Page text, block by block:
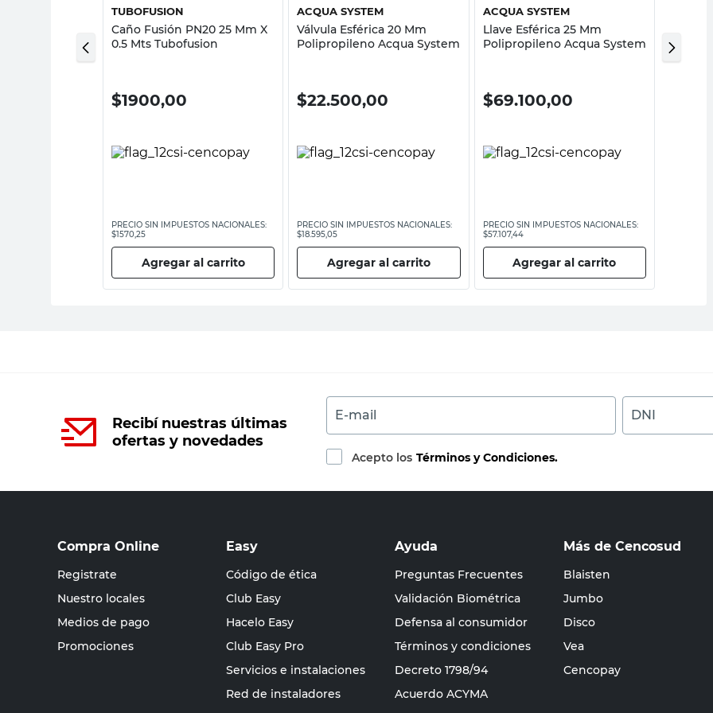
TUBOFUSION
Caño Fusión PN20 25 Mm X
0.5 Mts Tubofusion
$1900,00
PRECIO SIN IMPUESTOS NACIONALES:
$1570,25
Agregar al carrito
ACQUA SYSTEM
Válvula Esférica 20 Mm
Polipropileno Acqua System
$22.500,00
PRECIO SIN IMPUESTOS NACIONALES:
$18.595,05
Agregar al carrito
ACQUA SYSTEM
Llave Esférica 25 Mm
Polipropileno Acqua System
$69.100,00
PRECIO SIN IMPUESTOS NACIONALES:
$57.107,44
Agregar al carrito
Acqua
Recibí nuestras últimas
ofertas y novedades
E-mail DNI
Acepto los Términos y Condiciones.
Compra Online
Registrate
Nuestro locales
Medios de pago
Promociones
Easy
Código de ética
Club Easy
Hacelo Easy
Club Easy Pro
Servicios e instalaciones
Red de instaladores
Ayuda
Preguntas Frecuentes
Validación Biométrica
Defensa al consumidor
Términos y condiciones
Decreto 1798/94
Acuerdo ACYMA
Más de Cencosud
Blaisten
Jumbo
Disco
Vea
Cencopay